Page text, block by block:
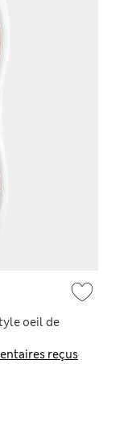
reçus
oeil de